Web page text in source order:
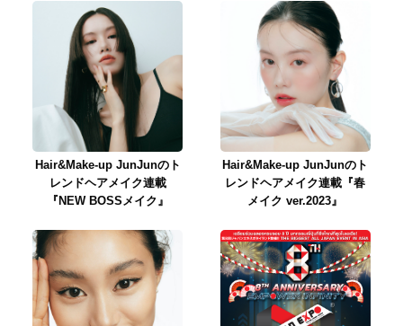
Hair&Make-up JunJunのト
レンドヘアメイク連載
『NEW BOSSメイク』
Hair&Make-up JunJunのト
レンドヘアメイク連載『春
メイク ver.2023』